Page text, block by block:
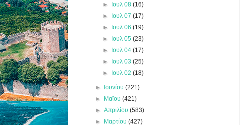
► Ιουλ 08 (16)
► Ιουλ 07 (17)
► Ιουλ 06 (19)
► Ιουλ 05 (23)
► Ιουλ 04 (17)
► Ιουλ 03 (25)
► Ιουλ 02 (18)
► Ιουνίου(221)
► Μαΐου(421)
►Απριλίου(583)
► Μαρτίου(427)